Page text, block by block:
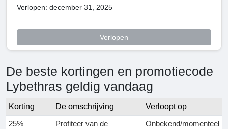
Verlopen: december 31, 2025
Verlopen
De beste kortingen en promotiecode
Lybethras geldig vandaag
Korting De omschrijving
Verloopt op
25%
Profiteer van de
Onbekend/momenteel